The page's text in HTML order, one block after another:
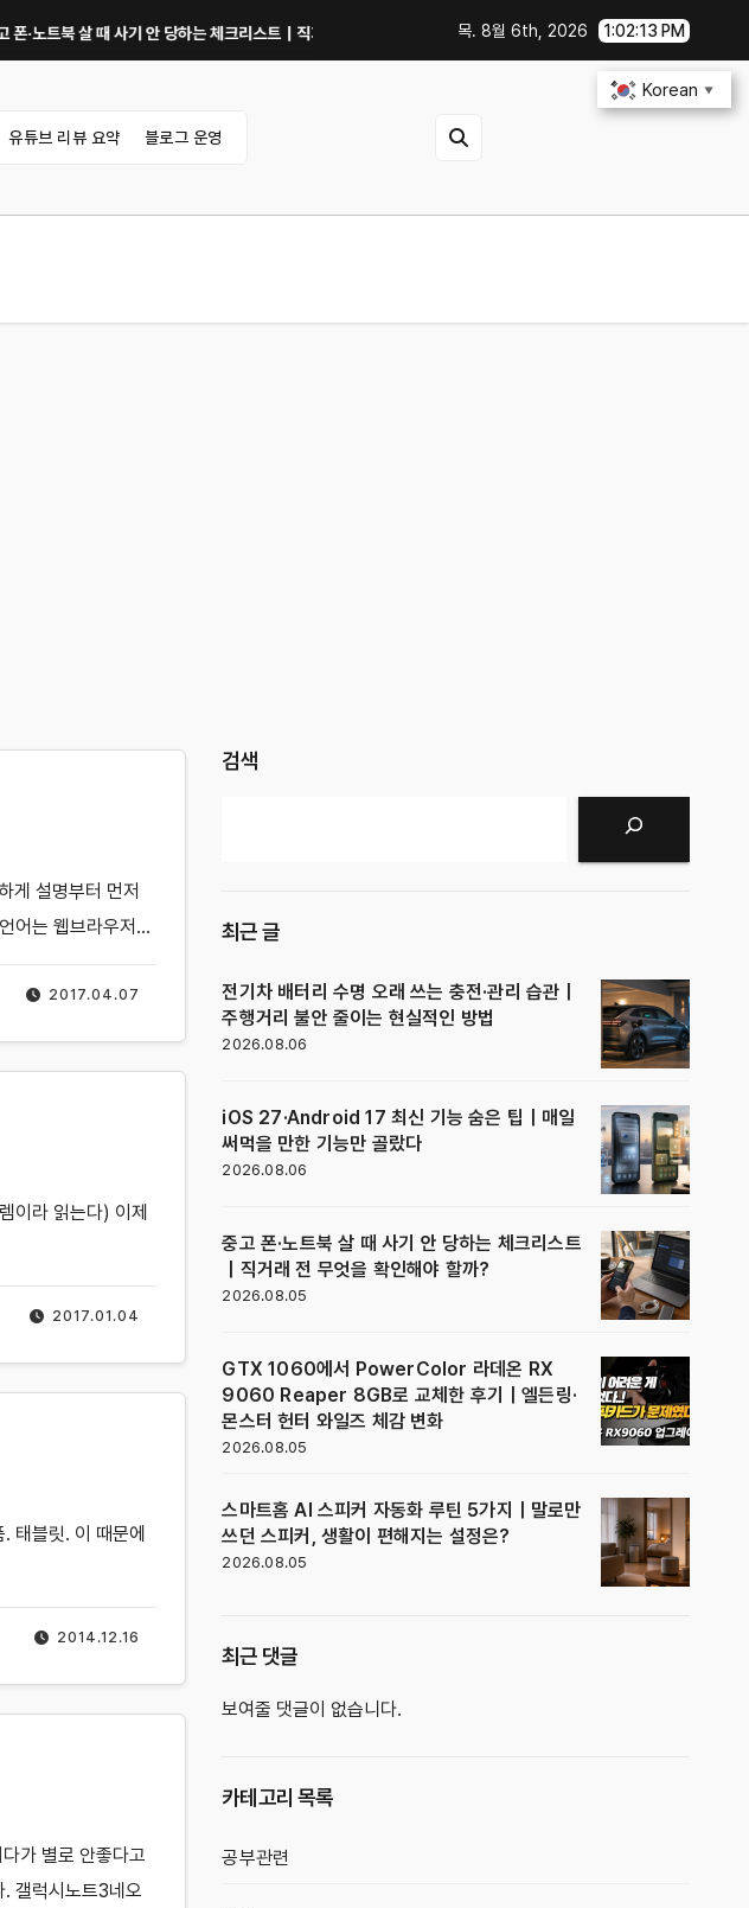
때 사기 안 당하는 체크리스트｜직거래 전 무엇을 확인해야 할까? GTX 1060에서 PowerColor 라데온
목. 8월 6th, 2026 1:02:14 PM
유튜브 리뷰 요약 블로그 운영
2017.04.07
게 설명부터 먼저
어는 웹브라우저…
2017.01.04
이라 읽는다) 이제
2014.12.16
태블릿. 이 때문에
가 별로 안좋다고
갤럭시노트3네오
검색
최근 글
전기차 배터리 수명 오래 쓰는 충전·관리 습관｜
주행거리 불안 줄이는 현실적인 방법
2026.08.06
iOS 27·Android 17 최신 기능 숨은 팁｜매일
써먹을 만한 기능만 골랐다
2026.08.06
중고 폰·노트북 살 때 사기 안 당하는 체크리스트
｜직거래 전 무엇을 확인해야 할까?
2026.08.05
GTX 1060에서 PowerColor 라데온 RX
9060 Reaper 8GB로 교체한 후기｜엘든링·
몬스터 헌터 와일즈 체감 변화
2026.08.05
스마트홈 AI 스피커 자동화 루틴 5가지｜말로만
쓰던 스피커, 생활이 편해지는 설정은?
2026.08.05
최근 댓글
보여줄 댓글이 없습니다.
카테고리 목록
공부관련
Korean ▼